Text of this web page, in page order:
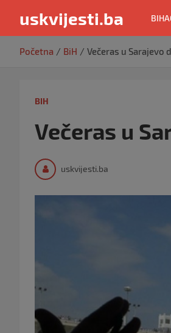
uskvijesti.ba
Početna BiH Večeras u Sarajevo
BIH
Večeras u
uskvijesti.ba